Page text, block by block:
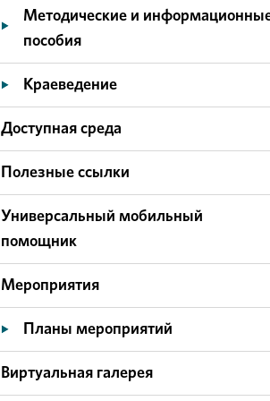
Методические и
пособия
Краеведение
Доступная среда
Полезные ссылки
Универсальный мобильный
помощник
Мероприятия
Планы мероприятий
Виртуальная галерея